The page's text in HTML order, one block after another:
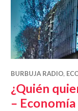
BURBUJA RADIO,
¿Quién
–